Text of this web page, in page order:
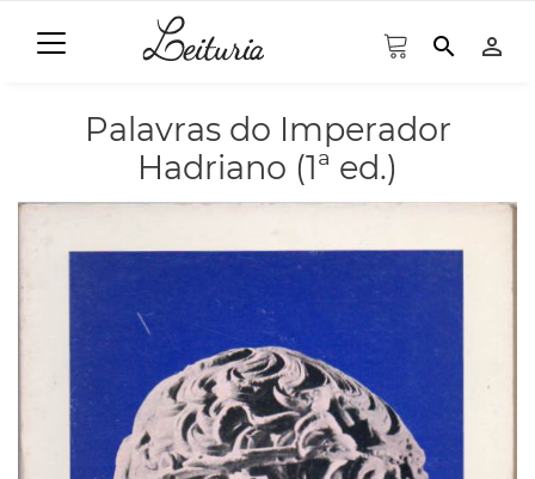
search person_outline
Palavras do Imperador
Hadriano (1ª ed.)